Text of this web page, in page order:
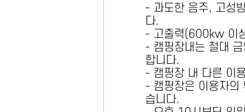
- 과도한 음주, 고성
다.
- 고출력(600kw 이
- 캠핑장내는 절대
합니다.
- 캠핑장 내 다른 이
- 캠핑장은 이용자의
습니다.